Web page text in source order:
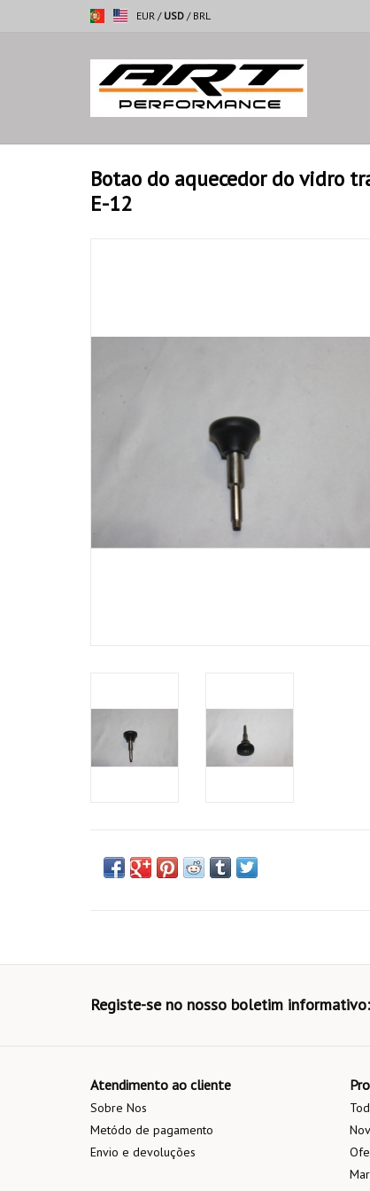
EUR / USD / BRL
Botao do aquecedor do vidro
E-12
Registe-se no nosso boletim informativo:
Atendimento ao cliente
Sobre Nos
Metódo de pagamento
Envio e devoluções